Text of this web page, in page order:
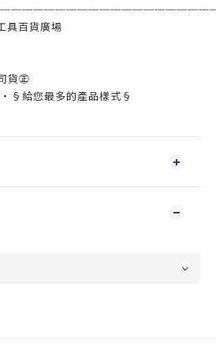
具百貨廣場
貨㊣
給您最多的產品樣式§